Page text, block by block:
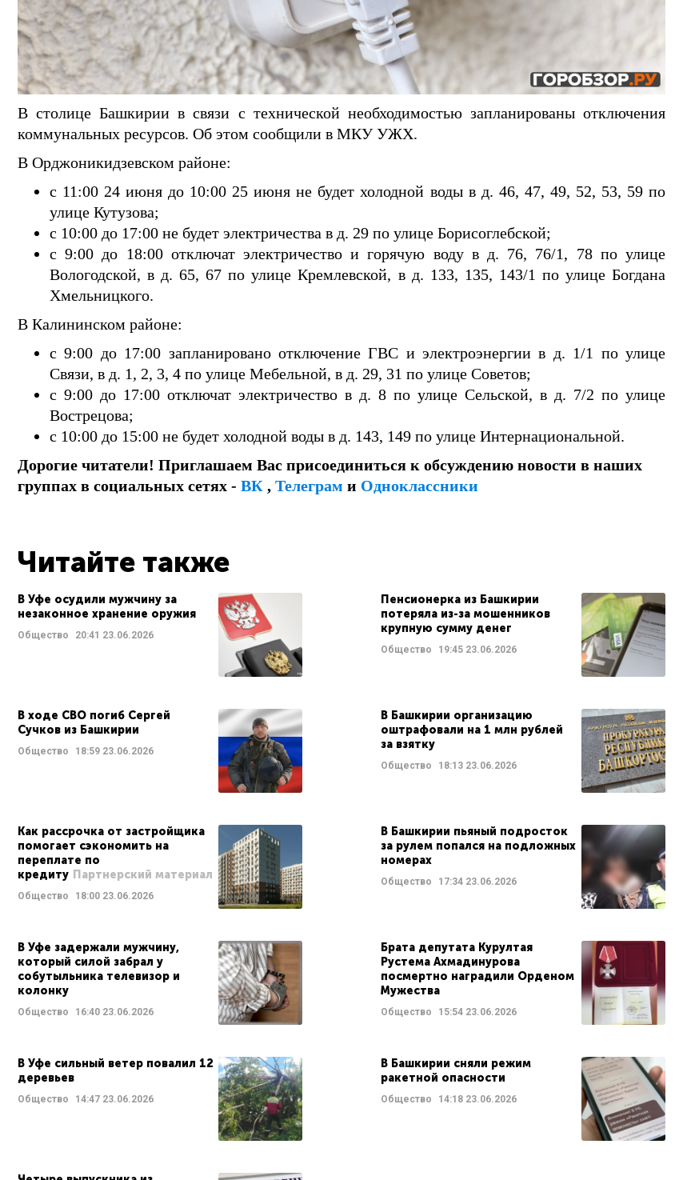
В столице Башкирии в связи с технической необходимостью запланированы отключения
коммунальных ресурсов. Об этом сообщили в МКУ УЖХ.
В Орджоникидзевском районе:
с 11:00 24 июня до 10:00 25 июня не будет холодной воды в д. 46, 47, 49, 52, 53, 59 по
улице Кутузова;
с 10:00 до 17:00 не будет электричества в д. 29 по улице Борисоглебской;
с 9:00 до 18:00 отключат электричество и горячую воду в д. 76, 76/1, 78 по улице
Вологодской, в д. 65, 67 по улице Кремлевской, в д. 133, 135, 143/1 по улице Богдана
Хмельницкого.
В Калининском районе:
с 9:00 до 17:00 запланировано отключение ГВС и электроэнергии в д. 1/1 по улице
Связи, в д. 1, 2, 3, 4 по улице Мебельной, в д. 29, 31 по улице Советов;
с 9:00 до 17:00 отключат электричество в д. 8 по улице Сельской, в д. 7/2 по улице
Вострецова;
с 10:00 до 15:00 не будет холодной воды в д. 143, 149 по улице Интернациональной.
Дорогие читатели! Приглашаем Вас присоединиться к обсуждению новости в наших
группах в социальных сетях - ВК , Телеграм и Одноклассники
Читайте также
В Уфе осудили мужчину за
незаконное хранение оружия
Общество 20:41 23.06.2026
Пенсионерка из Башкирии
потеряла из-за мошенников
крупную сумму денег
Общество 19:4523.06.2026
В ходе СВО погиб Сергей
Сучков из Башкирии
Общество 18:59 23.06.2026
В Башкирии организацию
оштрафовали на 1 млн рублей
за взятку
Общество 18:1323.06.2026
Как рассрочка от застройщика
помогает сэкономить на
переплате по
кредиту Партнерский материал
Общество 18:00 23.06.2026
В Башкирии пьяный подросток
за рулем попался на подложных
номерах
Общество 17:3423.06.2026
В Уфе задержали мужчину,
который силой забрал у
собутыльника телевизор и
колонку
Общество 16:40 23.06.2026
Брата депутата Курултая
Рустема Ахмадинурова
посмертно наградили Орденом
Мужества
Общество 15:5423.06.2026
В Уфе сильный ветер повалил 12
деревьев
Общество 14:47 23.06.2026
В Башкирии сняли режим
ракетной опасности
Общество 14:1823.06.2026